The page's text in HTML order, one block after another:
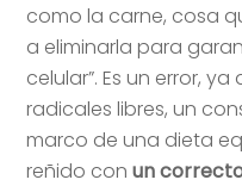
como la carne, cosa
a eliminarla para
celular”. Es un error,
radicales libres, un
marco de una dieta
reñido con un